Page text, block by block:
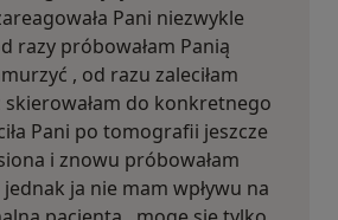
Pani niezwykle
razy próbowałam Panią
, od razu zaleciłam
do konkretnego
Pani po tomografii jeszcze
i znowu próbowałam
ja nie mam wpływu na